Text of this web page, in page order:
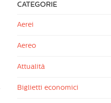
CATEGORIE
Aerei
Aereo
Attualità
Biglietti economici